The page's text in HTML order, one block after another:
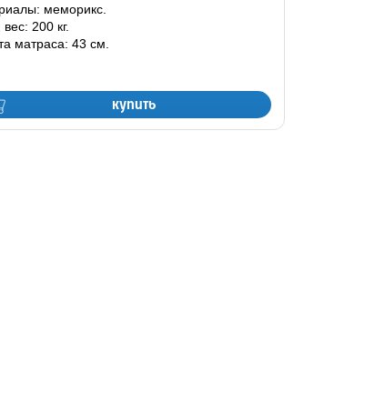
купить
меморикс.
200 кг.
матраса: 43 см.